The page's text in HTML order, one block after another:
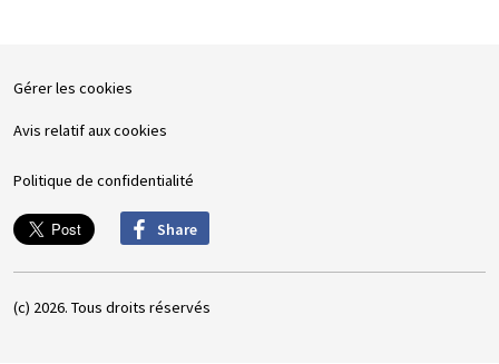
Gérer les cookies
Avis relatif aux cookies
Politique de confidentialité
Share
(c) 2026. Tous droits réservés